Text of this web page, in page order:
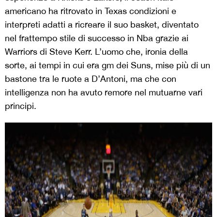
americano ha ritrovato in Texas condizioni e
interpreti adatti a ricreare il suo basket, diventato
nel frattempo stile di successo in Nba grazie ai
Warriors di Steve Kerr. L’uomo che, ironia della
sorte, ai tempi in cui era gm dei Suns, mise più di un
bastone tra le ruote a D’Antoni, ma che con
intelligenza non ha avuto remore nel mutuarne vari
principi.